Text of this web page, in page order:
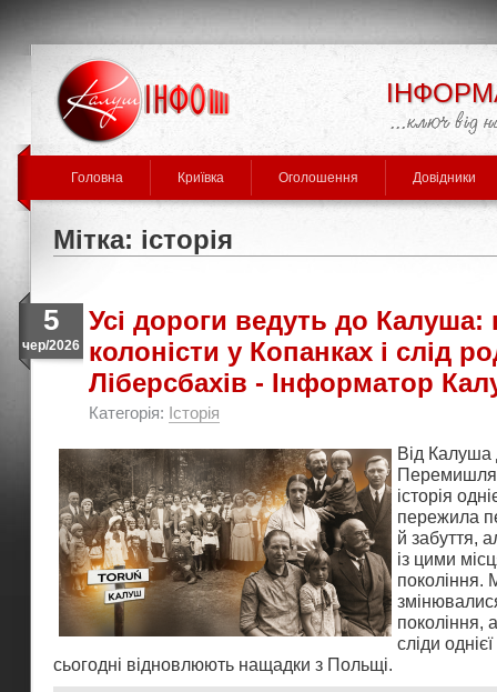
Головна Криївка Оголошення Довідники
Мітка: історія
5
чер/2026
Усі дороги ведуть до Калуша:
колоністи у Копанках і слід
Ліберсбахів - Інформатор
Категорія: Історія
Від Калуша
історія
пережила
й забуття,
із цими
покоління.
покоління,
сліди
сьогодні відновлюють нащадки з Польщі.